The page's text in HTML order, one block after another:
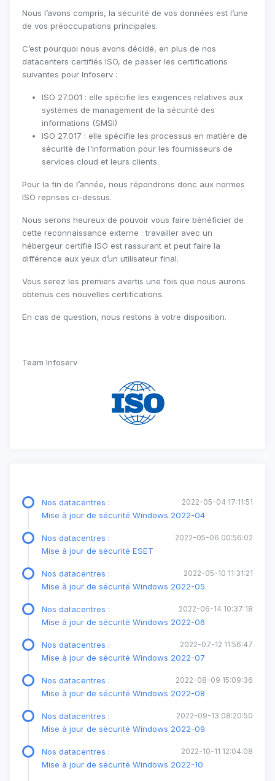
Nous l’avons compris, la sécurité de vos données est l’une
de vos préoccupations principales.
C’est pourquoi nous avons décidé, en plus de nos
datacenters certifiés ISO, de passer les certifications
suivantes pour Infoserv :
ISO 27.001 : elle spécifie les exigences relatives aux
systèmes de management de la sécurité des
informations (SMSI)
ISO 27.017 : elle spécifie les processus en matière de
sécurité de l'information pour les fournisseurs de
services cloud et leurs clients.
Pour la fin de l’année, nous répondrons donc aux normes
ISO reprises ci-dessus.
Nous serons heureux de pouvoir vous faire bénéficier de
cette reconnaissance externe : travailler avec un
hébergeur certifié ISO est rassurant et peut faire la
différence aux yeux d’un utilisateur final.
Vous serez les premiers avertis une fois que nous aurons
obtenus ces nouvelles certifications.
En cas de question, nous restons à votre disposition.
Team Infoserv
2022-05-04 17:11:51
Nos datacentres :
Mise à jour de sécurité Windows 2022-04
2022-05-06 00:56:02
Nos datacentres :
Mise à jour de sécurité ESET
2022-05-10 11:31:21
Nos datacentres :
Mise à jour de sécurité Windows 2022-05
2022-06-14 10:37:18
Nos datacentres :
Mise à jour de sécurité Windows 2022-06
2022-07-12 11:56:47
Nos datacentres :
Mise à jour de sécurité Windows 2022-07
2022-08-09 15:09:36
Nos datacentres :
Mise à jour de sécurité Windows 2022-08
2022-09-13 08:20:50
Nos datacentres :
Mise à jour de sécurité Windows 2022-09
2022-10-11 12:04:08
Nos datacentres :
Mise à jour de sécurité Windows 2022-10